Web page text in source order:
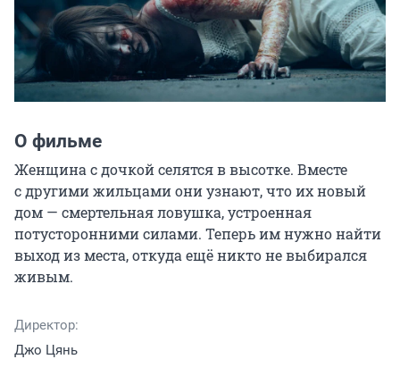
О фильме
Женщина с дочкой селятся в высотке. Вместе
с другими жильцами они узнают, что их новый
дом — смертельная ловушка, устроенная
потусторонними силами. Теперь им нужно найти
выход из места, откуда ещё никто не выбирался
живым.
Директор:
Джо Цянь